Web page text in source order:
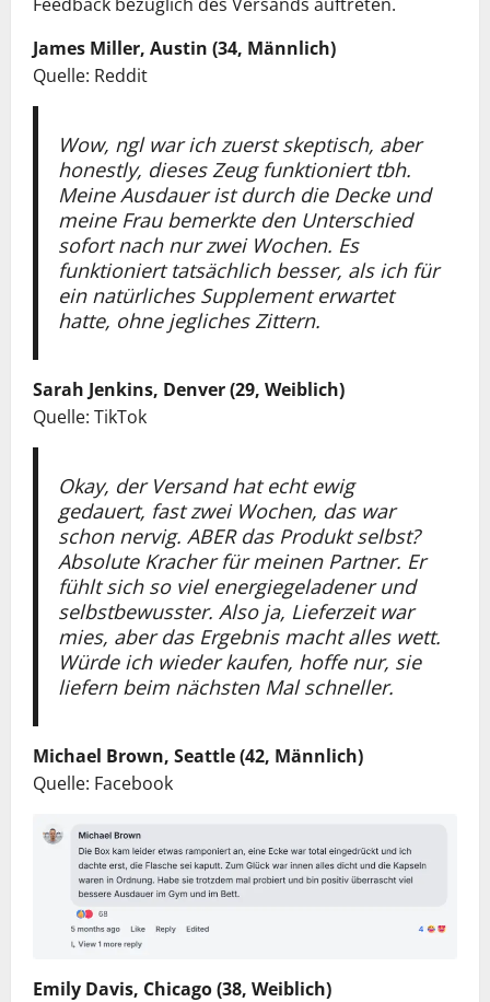
James Miller, Austin (34, Männlich)
Quelle: Reddit
Wow, ngl war ich zuerst skeptisch, aber
honestly, dieses Zeug funktioniert tbh.
Meine Ausdauer ist durch die Decke und
meine Frau bemerkte den Unterschied
sofort nach nur zwei Wochen. Es
funktioniert tatsächlich besser, als ich für
ein natürliches Supplement erwartet
hatte, ohne jegliches Zittern.
Sarah Jenkins, Denver (29, Weiblich)
Quelle: TikTok
Okay, der Versand hat echt ewig
gedauert, fast zwei Wochen, das war
schon nervig. ABER das Produkt selbst?
Absolute Kracher für meinen Partner. Er
fühlt sich so viel energiegeladener und
selbstbewusster. Also ja, Lieferzeit war
mies, aber das Ergebnis macht alles wett.
Würde ich wieder kaufen, hoffe nur, sie
liefern beim nächsten Mal schneller.
Michael Brown, Seattle (42, Männlich)
Quelle: Facebook
Emily Davis, Chicago (38, Weiblich)